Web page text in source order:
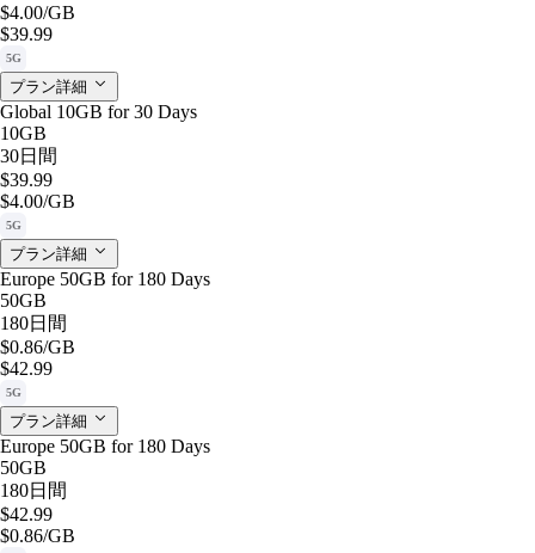
$4.00/GB
$39.99
5G
プラン詳細
Global 10GB for 30 Days
10GB
30日間
$39.99
$4.00/GB
5G
プラン詳細
Europe 50GB for 180 Days
50GB
180日間
$0.86/GB
$42.99
5G
プラン詳細
Europe 50GB for 180 Days
50GB
180日間
$42.99
$0.86/GB